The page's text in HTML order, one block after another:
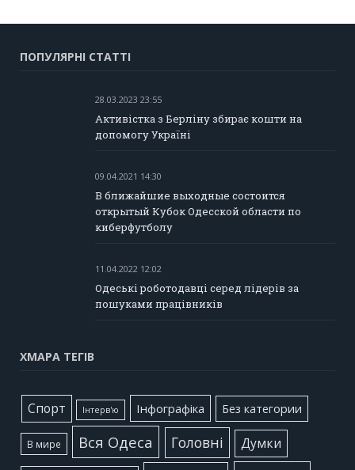
ПОПУЛЯРНІ СТАТТІ
28.03.2023 23:55
Активістка з Берліну збирає кошти на
допомогу Україні
09.04.2021 14:30
В ближайшие выходные состоится
открытый Кубок Одесской области по
киберфутболу
11.04.2022 12:02
Одеські роботодавці серед лідерів за
пошуками працівників
ХМАРА ТЕГІВ
Cпорт Інтерв'ю Інфографіка Без категории
В мире Вся Одеса Головні Думки